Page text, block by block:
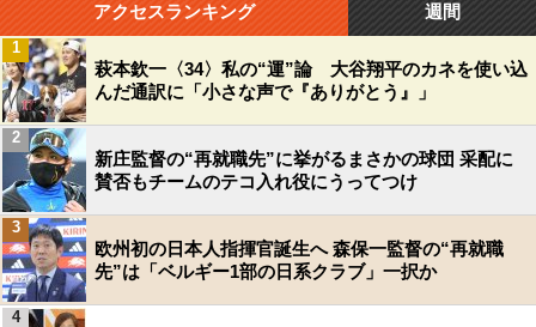
アクセスランキング 週間
萩本欽一〈34〉私の“運”論 大谷翔平のカネを使い込
んだ通訳に「小さな声で『ありがとう』」
1
新庄監督の“再就職先”に挙がるまさかの球団 采配に
賛否もチームのテコ入れ役にうってつけ
2
欧州初の日本人指揮官誕生へ 森保一監督の“再就職
先”は「ベルギー1部の日系クラブ」一択か
3
4